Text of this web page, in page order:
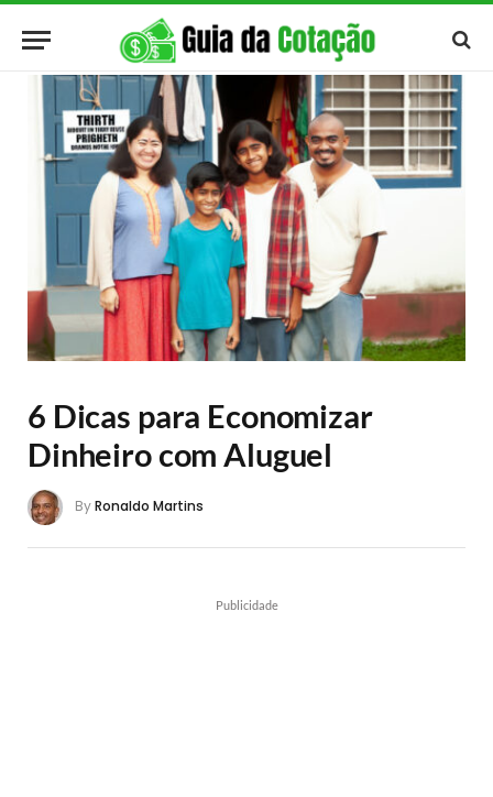
6 Dicas para Economizar
Dinheiro com Aluguel
ByRonaldo Martins
Publicidade